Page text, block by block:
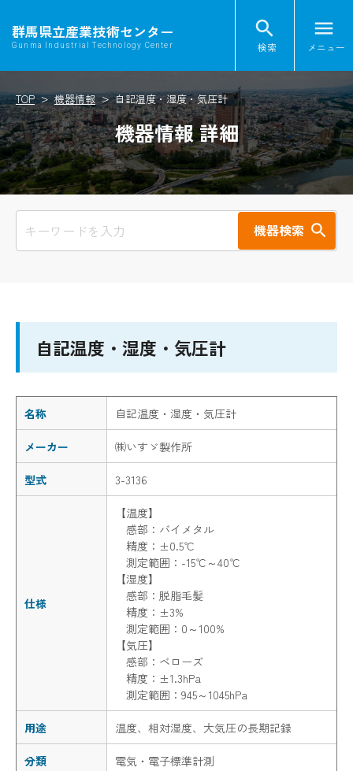
群馬県立産業技術センター
Gunma Industrial Technology Center
search
検索
menu
メニュー
TOP 機器情報 自記温度・湿度・気圧計
機器情報 詳細
機器検索
自記温度・湿度・気圧計
名称 自記温度・湿度・気圧計
メーカー ㈱いすゞ製作所
型式 3-3136
仕様
【温度】
感部：バイメタル
精度：±0.5℃
測定範囲：-15℃～40℃
【湿度】
感部：脱脂毛髪
精度：±3%
測定範囲：0～100%
【気圧】
感部：ベローズ
精度：±1.3hPa
測定範囲：945～1045hPa
用途 温度、相対湿度、大気圧の長期記録
分類 電気・電子標準計測